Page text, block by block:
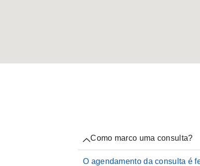
Como marco uma consulta?
O agendamento da consulta é